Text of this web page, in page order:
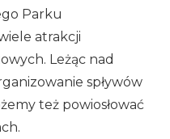
Parku
atrakcji
Leżąc nad
spływów
też powiosłować